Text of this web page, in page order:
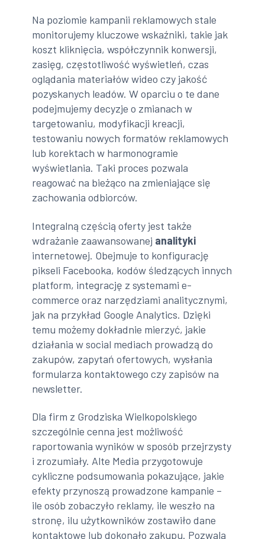
Na poziomie kampanii reklamowych stale
monitorujemy kluczowe wskaźniki, takie jak
koszt kliknięcia, współczynnik konwersji,
zasięg, częstotliwość wyświetleń, czas
oglądania materiałów wideo czy jakość
pozyskanych leadów. W oparciu o te dane
podejmujemy decyzje o zmianach w
targetowaniu, modyfikacji kreacji,
testowaniu nowych formatów reklamowych
lub korektach w harmonogramie
wyświetlania. Taki proces pozwala
reagować na bieżąco na zmieniające się
zachowania odbiorców.
Integralną częścią oferty jest także
wdrażanie zaawansowanej analityki
internetowej. Obejmuje to konfigurację
pikseli Facebooka, kodów śledzących innych
platform, integrację z systemami e-
commerce oraz narzędziami analitycznymi,
jak na przykład Google Analytics. Dzięki
temu możemy dokładnie mierzyć, jakie
działania w social mediach prowadzą do
zakupów, zapytań ofertowych, wysłania
formularza kontaktowego czy zapisów na
newsletter.
Dla firm z Grodziska Wielkopolskiego
szczególnie cenna jest możliwość
raportowania wyników w sposób przejrzysty
i zrozumiały. Alte Media przygotowuje
cykliczne podsumowania pokazujące, jakie
efekty przynoszą prowadzone kampanie –
ile osób zobaczyło reklamy, ile weszło na
stronę, ilu użytkowników zostawiło dane
kontaktowe lub dokonało zakupu. Pozwala